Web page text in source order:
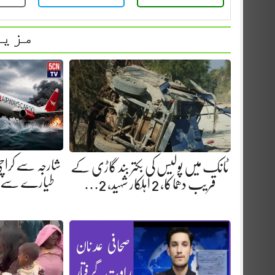
ٹانک میں پولیس کی بکتر بند گاڑی کے
قریب دھماکا، 2 اہلکار شہید، 2…
شارجہ سے
طیارے سے